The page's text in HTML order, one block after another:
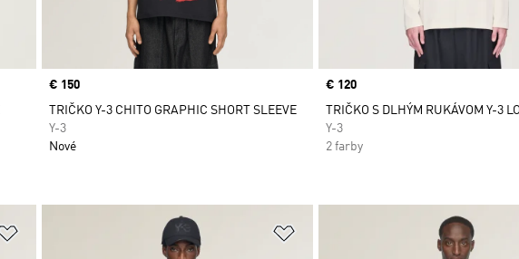
Price
€ 150
TRIČKO Y-3 CHITO GRAPHIC SHORT SLEEVE
Y-3
Nové
Price
€ 120
TRIČKO S DLHÝM RUKÁVOM Y-3
Y-3
2 farby
Pridať do zoznamu želaných položiek Pridať do zoznamu želaných